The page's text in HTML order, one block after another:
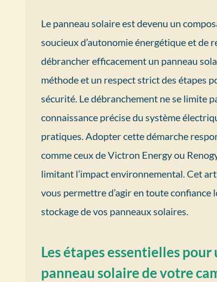
Le panneau solaire est devenu un
soucieux d’autonomie énergétique et de
débrancher efficacement un panneau
méthode et un respect strict des étapes
sécurité. Le débranchement ne se limite
connaissance précise du système
pratiques. Adopter cette démarche
comme ceux de Victron Energy ou
limitant l’impact environnemental. Cet
vous permettre d’agir en toute confiance
stockage de vos panneaux solaires.
Les étapes essentielles
panneau solaire de votre